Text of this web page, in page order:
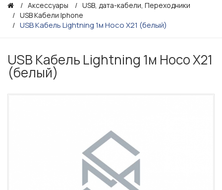
Аксессуары
USB, дата-кабели, Переходники
USB Кабели Iphone
USB Кабель Lightning 1м Hoco X21 (белый)
USB Кабель Lightning 1м Hoco X21
(белый)